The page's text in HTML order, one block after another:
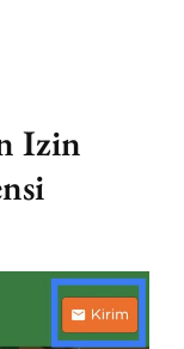
Izin